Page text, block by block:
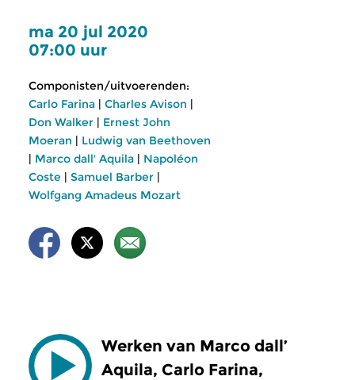
ma 20 jul 2020
07:00 uur
Componisten/uitvoerenden:
Carlo Farina | Charles Avison |
Don Walker | Ernest John
Moeran | Ludwig van Beethoven
| Marco dall' Aquila | Napoléon
Coste | Samuel Barber |
Wolfgang Amadeus Mozart
Werken van Marco dall’
Aquila, Carlo Farina,